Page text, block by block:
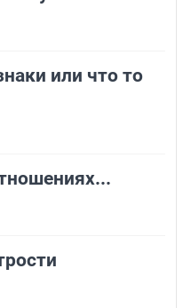
или что то